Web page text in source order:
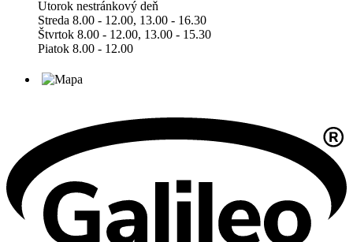
Utorok nestránkový deň
Streda 8.00 - 12.00, 13.00 - 16.30
Štvrtok 8.00 - 12.00, 13.00 - 15.30
Piatok 8.00 - 12.00